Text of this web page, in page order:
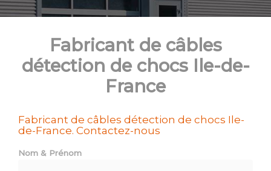
Fabricant de câbles
détection de chocs Ile-de-
France
Fabricant de câbles détection de chocs Ile-
de-France. Contactez-nous
Nom & Prénom